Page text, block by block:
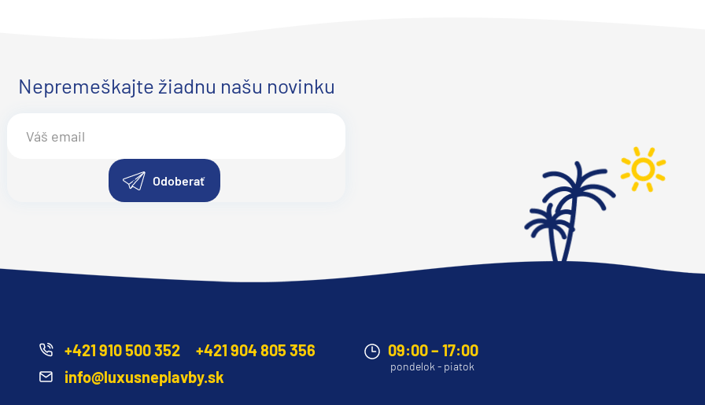
Nepremeškajte žiadnu našu novinku
Odoberať
+421 910 500 352
+421 904 805 356
info@luxusneplavby.sk
09:00 – 17:00
pondelok - piatok